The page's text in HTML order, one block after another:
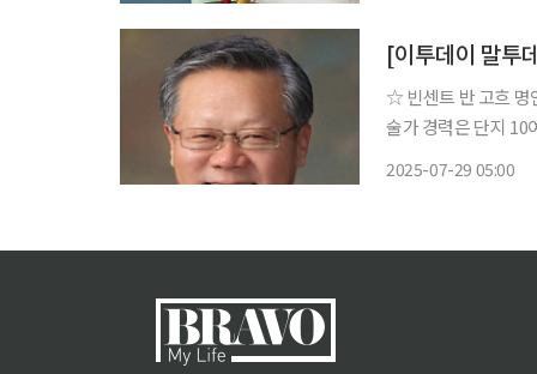
[이투데이 말투
☆ 빈센트 반 고흐 명언 “위대한 일은 작은 일들로 이루어진다.” 네덜란드에서 태어
술가 경력은 단지 10
2025-07-29 05:00